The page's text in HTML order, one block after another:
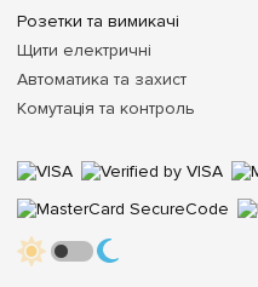
Розетки та вимикачі
Щити електричні
Автоматика та захист
Комутація та контроль